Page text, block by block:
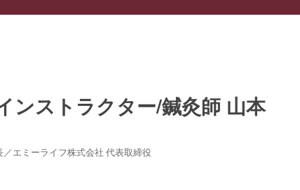
エミーライフ株式会社 代表取締役